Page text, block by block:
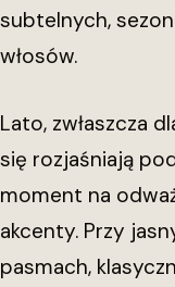
subtelnych,
włosów.
Lato, zwłaszcza
się rozjaśniają
moment na
akcenty. Przy
pasmach,